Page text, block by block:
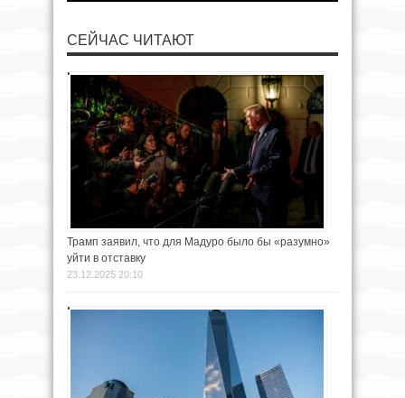
СЕЙЧАС ЧИТАЮТ
Трамп заявил, что для Мадуро было бы «разумно»
уйти в отставку
23.12.2025 20:10